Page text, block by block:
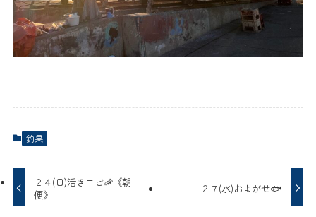
釣果
２４(日)活きエビ🦐《朝
便》
２７(水)およがせ🐟